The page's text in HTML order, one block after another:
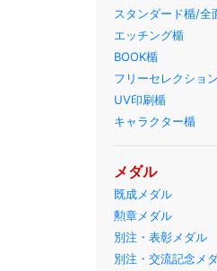
スタンダード楯/全
エッチング楯
BOOK楯
フリーセレクショ
UV印刷楯
キャラクター楯
メダル
既成メダル
勲章メダル
別注・表彰メダル
別注・交流記念メ